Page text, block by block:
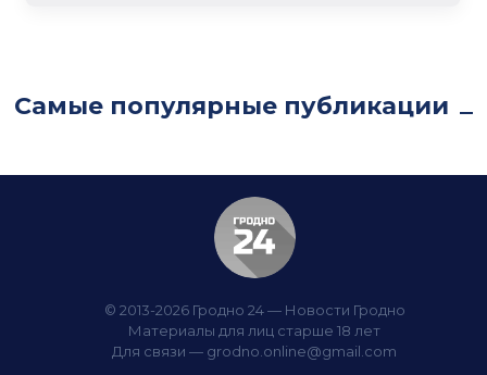
Самые популярные публикации
© 2013-2026 Гродно 24 — Новости Гродно
Материалы для лиц старше 18 лет
Для связи — grodno.online@gmail.com